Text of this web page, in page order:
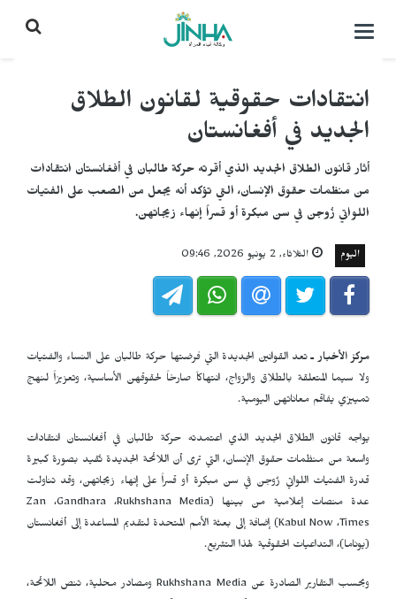
التحكم
انتقادات حقوقية لقانون الطلاق
الجديد في أفغانستان
أثار قانون الطلاق الجديد الذي أقرته حركة طالبان في أفغانستان انتقادات
من منظمات حقوق الإنسان، التي تؤكد أنه يجعل من الصعب على الفتيات
اللواتي زُوجن في سن مبكرة أو قسراً إنهاء زيجاتهن.
اليوم الثلاثاء, 2 يونيو 2026, 09:46
مركز الأخبار ـ تعد القوانين الجديدة التي فرضتها حركة طالبان على النساء والفتيات
ولا سيما المتعلقة بالطلاق والزواج، انتهاكاً صارخاً لحقوقهن الأساسية، وتعزيزاً لنهج
تمييزي يفاقم معاناتهن اليومية.
يواجه قانون الطلاق الجديد الذي اعتمدته حركة طالبان في أفغانستان انتقادات
واسعة من منظمات حقوق الإنسان، التي ترى أن اللائحة الجديدة تُقيد بصورة كبيرة
قدرة الفتيات اللواتي زُوجن في سن مبكرة أو قسراً على إنهاء زيجاتهن، وقد تناولت
عدة منصات إعلامية من بينها (Rukhshana Media، Gandhara، Zan
Times، Kabul Now) إضافة إلى بعثة الأمم المتحدة لتقديم المساعدة إلى أفغانستان
(يوناما)، التداعيات الحقوقية لهذا التشريع.
وبحسب التقارير الصادرة عنRukhshana Mediaومصادر محلية، تنص اللائحة،